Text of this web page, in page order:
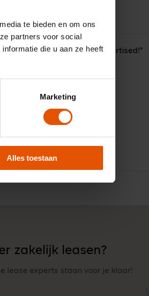
te bieden en om ons
partners voor social
die u aan ze heeft
Marketing
Alles toestaan
en transparant, as advertised!"
10
zakelijk leasen?
lease experts staan voor je klaar!